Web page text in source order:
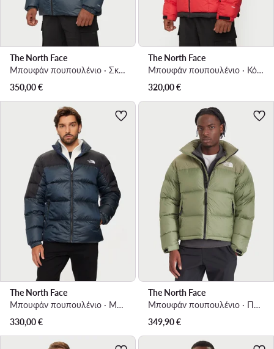
The North Face
Μπουφάν πουπουλένιο · Σκούρο μπλε
350,00€
The North Face
Μπουφάν πουπουλένιο · Κόκκινο
320,00€
The North Face
Μπουφάν πουπουλένιο · Μπλε
330,00€
The North Face
Μπουφάν πουπουλένιο · Πράσινο
349,90€